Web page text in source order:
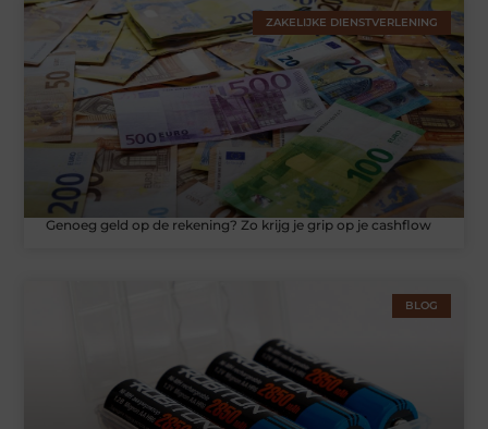
ZAKELIJKE DIENSTVERLENING
Genoeg geld op de rekening? Zo krijg je grip op je cashflow
BLOG